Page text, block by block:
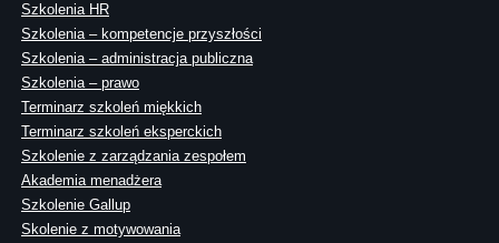
Szkolenia HR
Szkolenia – kompetencje przyszłości
Szkolenia – administracja publiczna
Szkolenia – prawo
Terminarz szkoleń miękkich
Terminarz szkoleń eksperckich
Szkolenie z zarządzania zespołem
Akademia menadżera
Szkolenie Gallup
Skolenie z motywowania